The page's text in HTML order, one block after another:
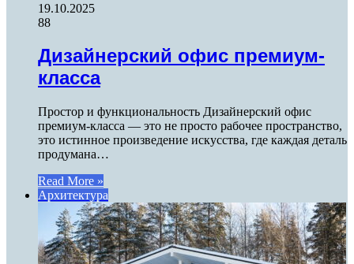
19.10.2025
88
Дизайнерский офис премиум-
класса
Простор и функциональность Дизайнерский офис
премиум-класса — это не просто рабочее пространство,
это истинное произведение искусства, где каждая деталь
продумана…
Read More »
Архитектура